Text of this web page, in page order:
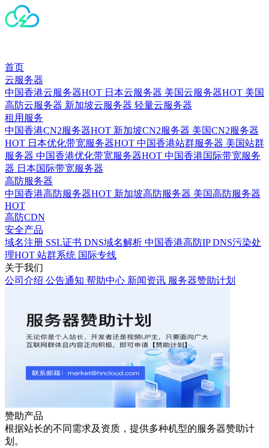
首页
云服务器
中国香港云服务器HOT 日本云服务器 美国云服务器HOT 美国
高防云服务器 新加坡云服务器 轻量云服务器
租用服务
中国香港CN2服务器HOT 新加坡CN2服务器 美国CN2服务器
HOT 日本优化带宽服务器HOT 中国香港站群服务器 美国站群
服务器 中国香港优化带宽服务器HOT 中国香港国际带宽服务
器 日本国际带宽服务器
高防服务器
中国香港高防服务器HOT 新加坡高防服务器 美国高防服务器
HOT
高防CDN
安全产品
域名注册 SSL证书 DNS域名解析 中国香港高防IPDNS污染处
理HOT 站群系统 国际专线
关于我们
公司介绍 公告通知 帮助中心 新闻资讯 服务器赞助计划
赞助产品
根据站长的不同需求及资质，提供多种机型的服务器赞助计
划。